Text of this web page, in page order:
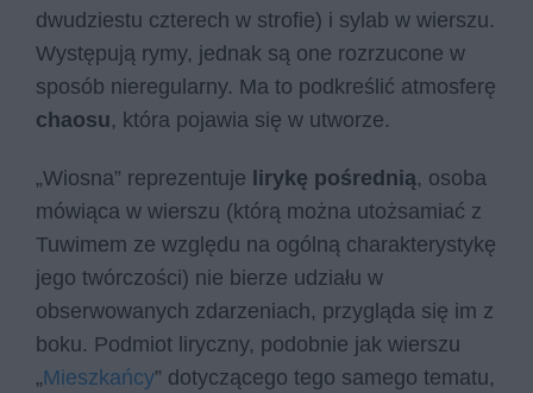
dwudziestu czterech w strofie) i sylab w wierszu.
Występują rymy, jednak są one rozrzucone w
sposób nieregularny. Ma to podkreślić atmosferę
chaosu, która pojawia się w utworze.
„Wiosna” reprezentuje lirykę pośrednią, osoba
mówiąca w wierszu (którą można utożsamiać z
Tuwimem ze względu na ogólną charakterystykę
jego twórczości) nie bierze udziału w
obserwowanych zdarzeniach, przygląda się im z
boku. Podmiot liryczny, podobnie jak wierszu
„Mieszkańcy” dotyczącego tego samego tematu,